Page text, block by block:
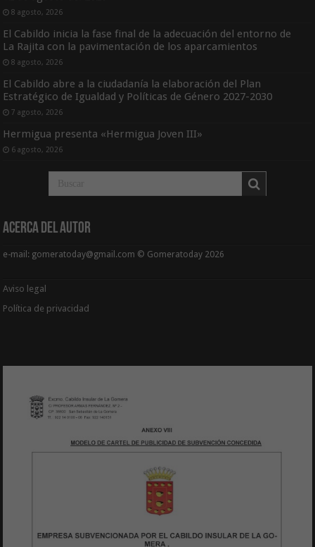
8 agosto, 2026
El Cabildo inicia la fase final de la adecuación del entorno de
La Rajita con la pavimentación de los aparcamientos
8 agosto, 2026
El Cabildo abre a la ciudadanía la elaboración del Plan
Estratégico de Igualdad y Políticas de Género 2027-2030
7 agosto, 2026
Hermigua presenta «Hermigua Joven III»
6 agosto, 2026
Acerca del Autor
e-mail: gomeratoday@gmail.com © Gomeratoday 2026
Aviso legal
Política de privacidad